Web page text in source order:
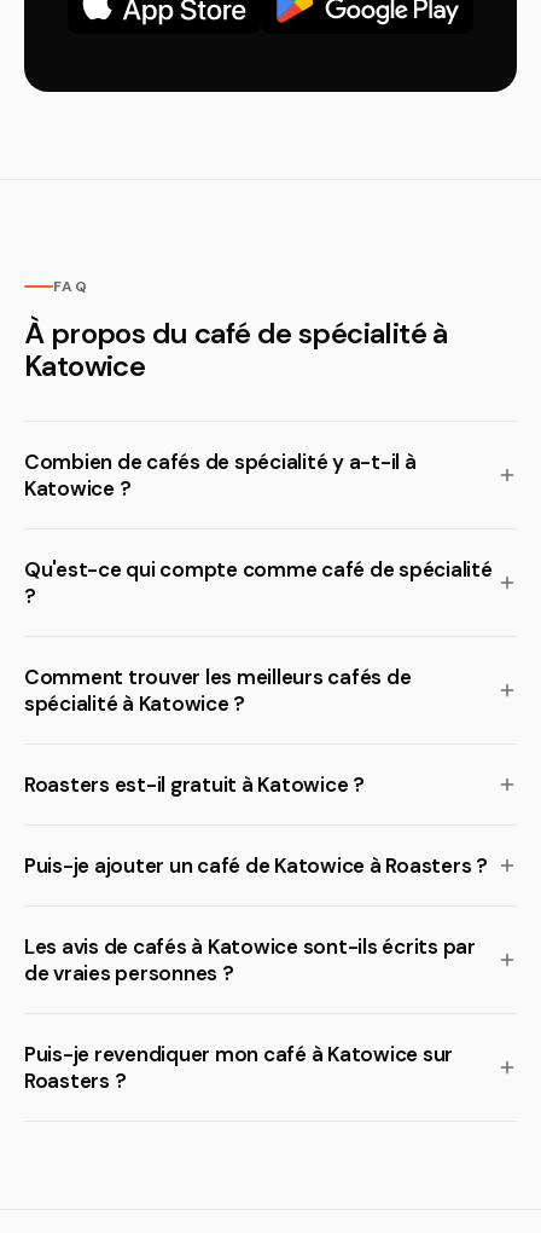
FAQ
À propos du café de spécialité à
Katowice
Combien de cafés de spécialité y a-t-il à
Katowice ?
Qu'est-ce qui compte comme café de spécialité
?
Comment trouver les meilleurs cafés de
spécialité à Katowice ?
Roasters est-il gratuit à Katowice ?
Puis-je ajouter un café de Katowice à Roasters ?
Les avis de cafés à Katowice sont-ils écrits par
de vraies personnes ?
Puis-je revendiquer mon café à Katowice sur
Roasters ?